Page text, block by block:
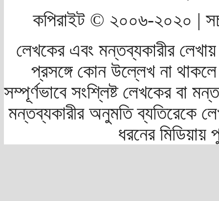
কপিরাইট © ২০০৬-২০২০ |
লেখকের এবং মন্তব্যকারীর
প্রসঙ্গে কোন উল্লেখ না
সম্পূর্ণভাবে সংশ্লিষ্ট লেখকের বা
মন্তব্যকারীর অনুমতি ব্যতিরেকে
ধরনের মিডিয়ায়